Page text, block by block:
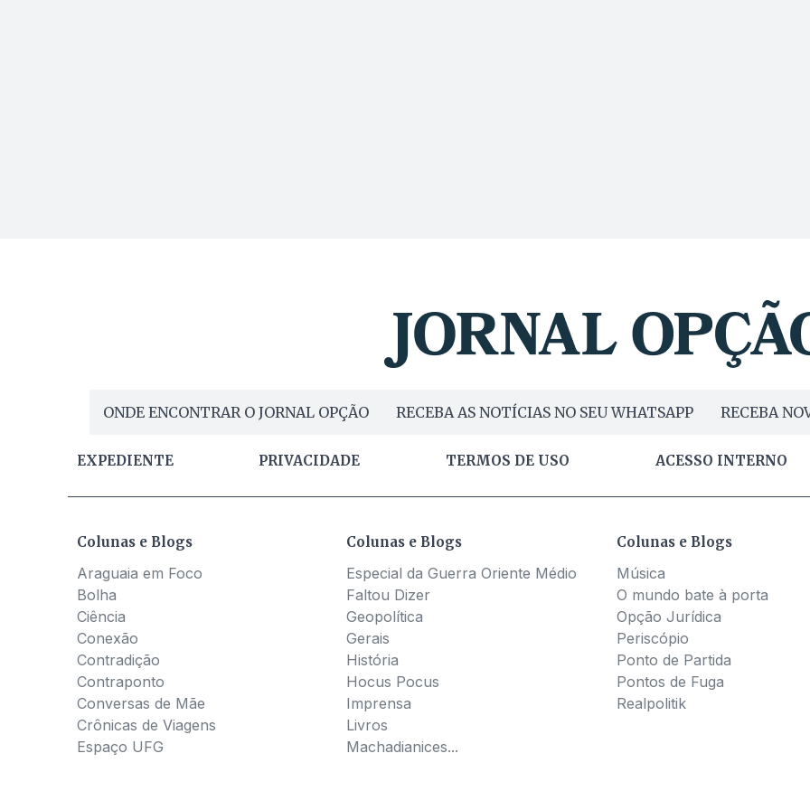
ONDE ENCONTRAR O JORNAL OPÇÃO RECEBA AS NOTÍCIAS NO SEU WHATSAPP RECEBA
EXPEDIENTE PRIVACIDADE TERMOS DE USO ACESSO INTERNO
Colunas e Blogs
Araguaia em Foco
Bolha
Ciência
Conexão
Contradição
Contraponto
Conversas de Mãe
Crônicas de Viagens
Espaço UFG
Colunas e Blogs
Especial da Guerra Oriente Médio
Faltou Dizer
Geopolítica
Gerais
História
Hocus Pocus
Imprensa
Livros
Machadianices...
Colunas e Blogs
Música
O mundo bate à porta
Opção Jurídica
Periscópio
Ponto de Partida
Pontos de Fuga
Realpolitik